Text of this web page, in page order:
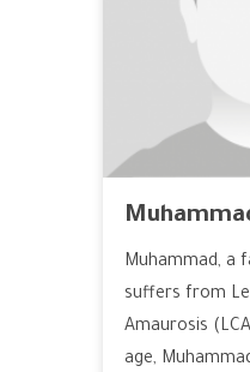
Muhammad, a
suffers from
Amaurosis
age,